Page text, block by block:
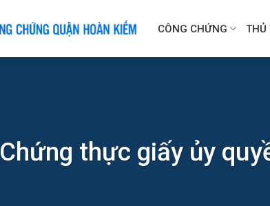
CÔNG CHỨNG THỦ
Chứng thực giấy ủy